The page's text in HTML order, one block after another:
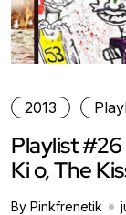
2013
Playlist #26
Ki o, The
By Pinkfrenetik